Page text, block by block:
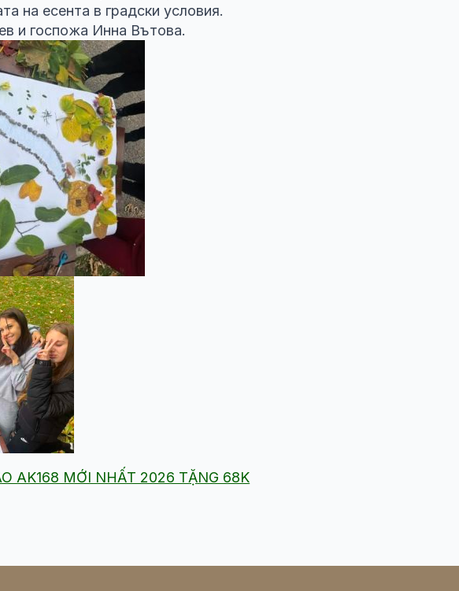
на есента в градски условия.
и госпожа Инна Вътова.
AK168 MỚI NHẤT 2026 TẶNG 68K